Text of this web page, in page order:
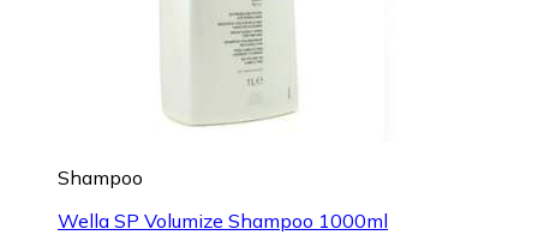
Shampoo
Wella SP Volumize Shampoo 1000ml